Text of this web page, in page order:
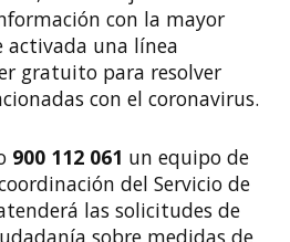
con la mayor
activada una línea
gratuito para resolver
con el coronavirus.
900 112 061 un equipo de
del Servicio de
las solicitudes de
sobre medidas de